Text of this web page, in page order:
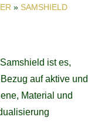
» SAMSHIELD
ist es,
auf aktive und
Material und